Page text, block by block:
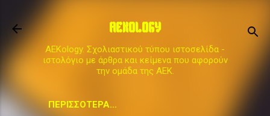
AEKOLOGY
AEKology. Σχολιαστικού τύπου ιστοσελίδα -
ιστολόγιο με άρθρα και κείμενα που αφορούν
την ομάδα της ΑΕΚ.
ΠΕΡΙΣΣΌΤΕΡΑ…